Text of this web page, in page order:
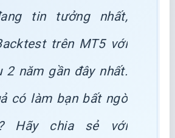
tin tưởng nhất,
trên MT5 với
2 năm gần đây nhất.
có làm bạn bất ngờ
Hãy chia sẻ với